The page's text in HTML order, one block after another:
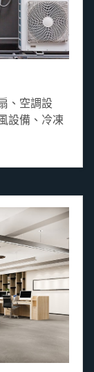
、空調設
設備、冷凍